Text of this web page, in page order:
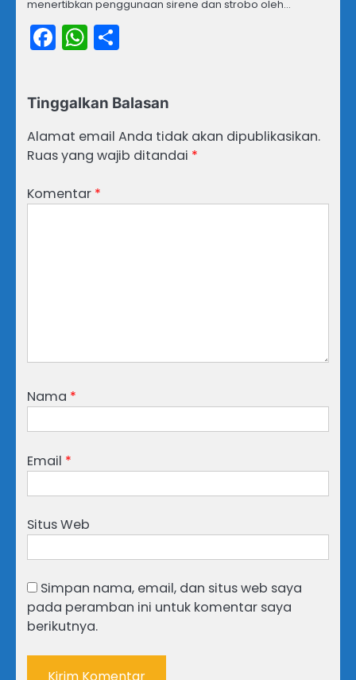
menertibkan penggunaan sirene dan strobo oleh…
Facebook
WhatsApp
Tinggalkan Balasan
Alamat email Anda tidak akan dipublikasikan.
Ruas yang wajib ditandai *
Komentar *
Nama *
Email *
Situs Web
Simpan nama, email, dan situs web saya
pada peramban ini untuk komentar saya
berikutnya.